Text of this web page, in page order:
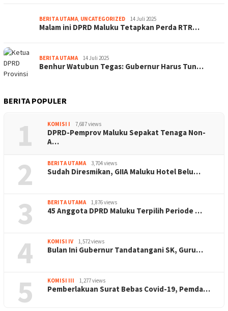
BERITA UTAMA, UNCATEGORIZED 14 Juli 2025
Malam ini DPRD Maluku Tetapkan Perda RTR…
BERITA UTAMA 14 Juli 2025
Benhur Watubun Tegas: Gubernur Harus Tun…
BERITA POPULER
1 KOMISI I 7,687 views
DPRD-Pemprov Maluku Sepakat Tenaga Non-
A…
2 BERITA UTAMA 3,704 views
Sudah Diresmikan, GIIA Maluku Hotel Belu…
3 BERITA UTAMA 1,876 views
45 Anggota DPRD Maluku Terpilih Periode …
4 KOMISI IV 1,572 views
Bulan Ini Gubernur Tandatangani SK, Guru…
5 KOMISI III 1,277 views
Pemberlakuan Surat Bebas Covid-19, Pemda…